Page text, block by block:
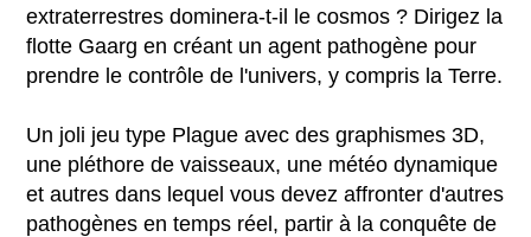
extraterrestres dominera-t-il le cosmos ? Dirigez la
flotte Gaarg en créant un agent pathogène pour
prendre le contrôle de l'univers, y compris la Terre.
Un joli jeu type Plague avec des graphismes 3D,
une pléthore de vaisseaux, une météo dynamique
et autres dans lequel vous devez affronter d'autres
pathogènes en temps réel, partir à la conquête de